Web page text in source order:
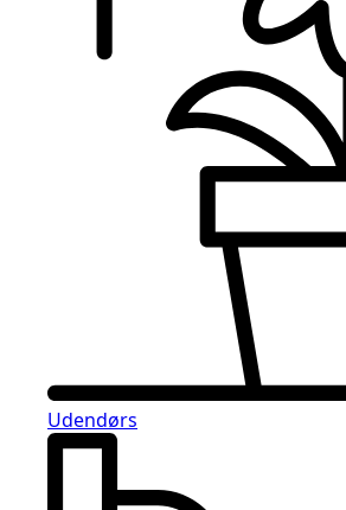
Udendørs